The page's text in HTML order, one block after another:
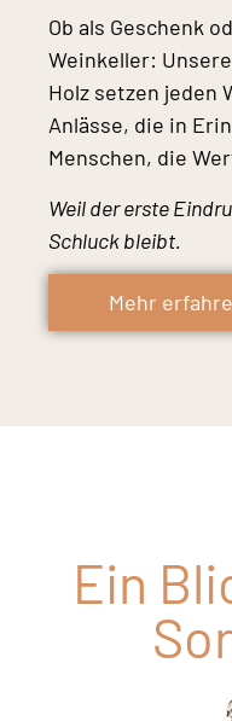
Ob als Geschenk
Weinkeller:
Holz setzen jeden
Anlässe, die in
Menschen, die
Weil der erste
Schluck bleibt.
Mehr
Ein